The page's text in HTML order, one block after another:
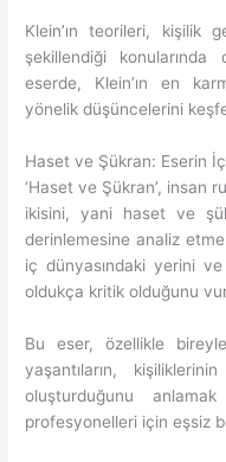
Klein’ın teorileri, kişilik
şekillendiği konularında
eserde, Klein’ın en
yönelik düşüncelerini
Haset ve Şükran: Eserin
‘Haset ve Şükran’, insan
ikisini, yani haset ve
derinlemesine analiz
iç dünyasındaki yerini
oldukça kritik olduğunu
Bu eser, özellikle
yaşantıların,
oluşturduğunu
profesyonelleri için eşsiz